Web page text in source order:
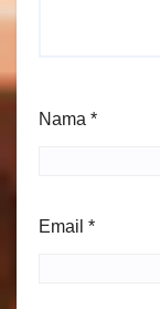
Nama *
Email *